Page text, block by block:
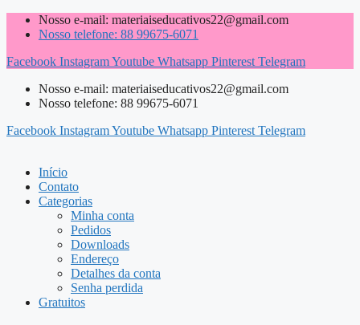
Pular
para
conteúdo
Nosso e-mail: materiaiseducativos22@gmail.com
Nosso telefone: 88 99675-6071
Facebook InstagramYoutube Whatsapp Pinterest Telegram
Nosso e-mail: materiaiseducativos22@gmail.com
Nosso telefone: 88 99675-6071
Facebook InstagramYoutube Whatsapp Pinterest Telegram
Início
Contato
Categorias
Minha conta
Pedidos
Downloads
Endereço
Detalhes da conta
Senha perdida
Gratuitos